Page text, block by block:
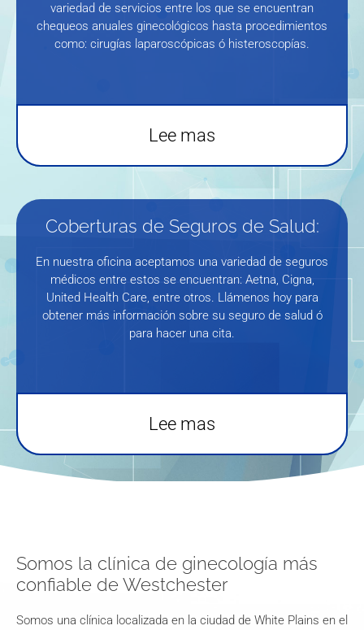
variedad de servicios entre los que se encuentran
chequeos anuales ginecológicos hasta procedimientos
como: cirugías laparoscópicas ó histeroscopías.
Lee mas
Coberturas de Seguros de Salud:
En nuestra oficina aceptamos una variedad de seguros
médicos entre estos se encuentran: Aetna, Cigna,
United Health Care, entre otros. Llámenos hoy para
obtener más información sobre su seguro de salud ó
para hacer una cita.
Lee mas
Somos la clínica de ginecología más
confiable de Westchester
Somos una clínica localizada en la ciudad de White Plains en el